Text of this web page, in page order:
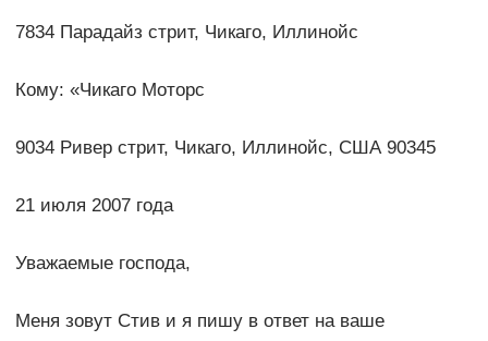
7834 Парадайз стрит, Чикаго, Иллинойс
Кому: «Чикаго Моторс
9034 Ривер стрит, Чикаго, Иллинойс, США 90345
21 июля 2007 года
Уважаемые господа,
Меня зовут Стив и я пишу в ответ на ваше